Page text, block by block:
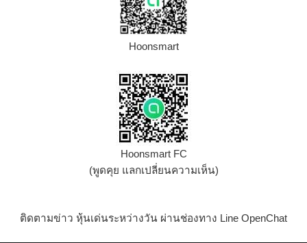
Hoonsmart
Hoonsmart FC
(พูดคุย แลกเปลี่ยนความเห็น)
ติดตามข่าว หุ้นเด่นระหว่างวัน ผ่านช่องทาง Line OpenChat